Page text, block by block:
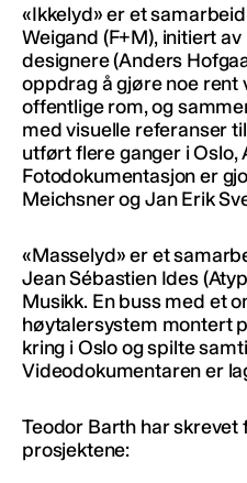
«Ikkelyd» er et
Weigand (F+M), initiert
designere (Anders
oppdrag å gjøre noe rent
offentlige rom, og
med visuelle referanser
utført flere ganger i Oslo,
Fotodokumentasjon er
Meichsner og Jan Erik
«Masselyd» er et
Jean Sébastien Ides
Musikk. En buss med et
høytalersystem montert
kring i Oslo og spilte
Videodokumentaren er
Teodor Barth har
prosjektene: